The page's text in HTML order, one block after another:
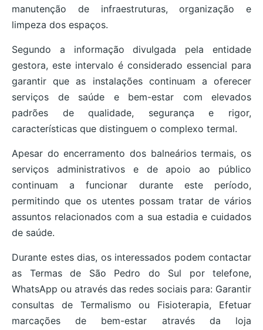
manutenção de infraestruturas, organização e
limpeza dos espaços.
Segundo a informação divulgada pela entidade
gestora, este intervalo é considerado essencial para
garantir que as instalações continuam a oferecer
serviços de saúde e bem-estar com elevados
padrões de qualidade, segurança e rigor,
características que distinguem o complexo termal.
Apesar do encerramento dos balneários termais, os
serviços administrativos e de apoio ao público
continuam a funcionar durante este período,
permitindo que os utentes possam tratar de vários
assuntos relacionados com a sua estadia e cuidados
de saúde.
Durante estes dias, os interessados podem contactar
as Termas de São Pedro do Sul por telefone,
WhatsApp ou através das redes sociais para: Garantir
consultas de Termalismo ou Fisioterapia, Efetuar
marcações de bem-estar através da loja